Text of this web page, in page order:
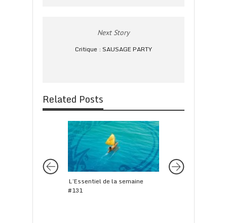
Next Story
Critique : SAUSAGE PARTY
Related Posts
L’Essentiel de la semaine
#131